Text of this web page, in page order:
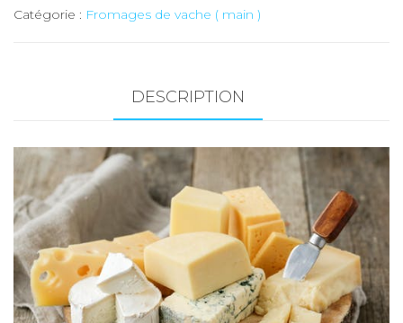
"Vacherin
1
kg
Catégorie : Fromages de vache ( main )
DESCRIPTION